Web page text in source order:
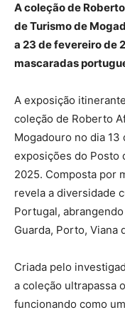
A coleção de
de Turismo de
a 23 de fevereiro de
mascaradas
A exposição
coleção de Roberto
Mogadouro no dia 13
exposições do Posto
2025. Composta por
revela a diversidade
Portugal,
Guarda, Porto, Viana
Criada pelo
a coleção ultrapassa
funcionando como